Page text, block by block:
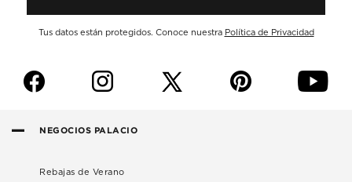
Tus datos están protegidos. Conoce nuestra Política de Privacidad
f i p y
NEGOCIOS PALACIO
Rebajas de Verano